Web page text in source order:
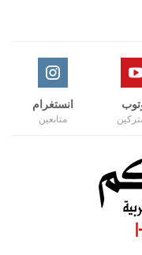
انستغرام
متابعين